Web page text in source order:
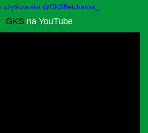
użytkownika @GKSBelchatow_
GKS na YouTube